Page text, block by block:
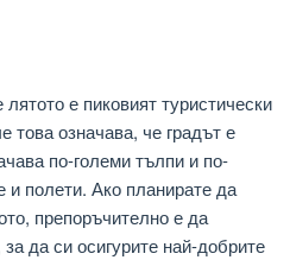
е пиковият туристически
това означава, че градът е
по-големи тълпи и по-
и полети. Ако планирате да
препоръчително е да
да си осигурите най-добрите